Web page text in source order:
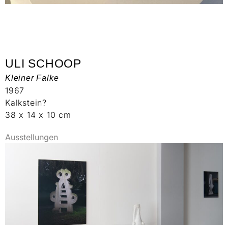
ULI SCHOOP
Kleiner Falke
1967
Kalkstein?
38 x 14 x 10 cm
Ausstellungen